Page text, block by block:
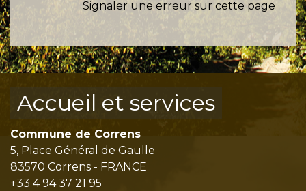
Signaler une erreur sur cette page
Accueil et services
Commune de Correns
5, Place Général de Gaulle
83570 Correns - FRANCE
+33 4 94 37 21 95